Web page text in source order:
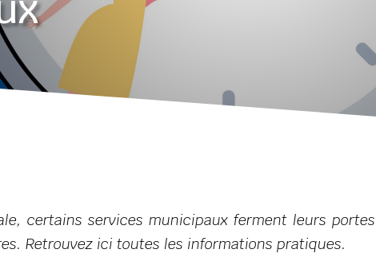
certains services municipaux ferment leurs portes
Retrouvez ici toutes les informations pratiques.